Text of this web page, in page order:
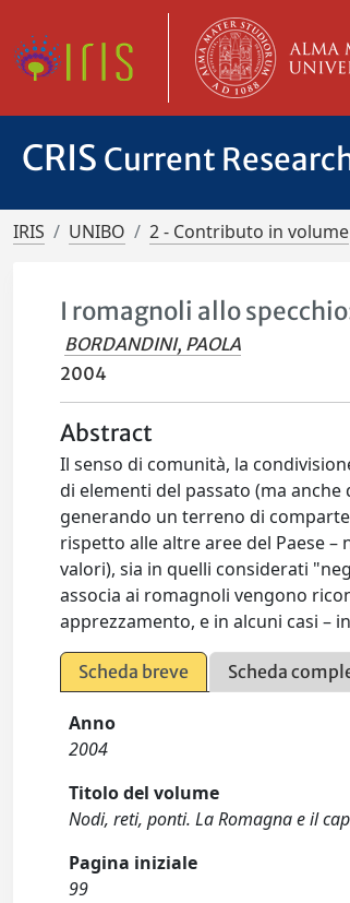
CRIS Current
IRIS UNIBO 2 - Contributo in volume
I romagnoli allo
BORDANDINI, PAOLA
2004
Abstract
Il senso di comunità, la
di elementi del passato (ma
generando un terreno di
rispetto alle altre aree del Paese
valori), sia in quelli considerati
associa ai romagnoli vengono
apprezzamento, e in alcuni casi –
Scheda breve Scheda
Anno
2004
Titolo del volume
Nodi, reti, ponti. La Romagna e il
Pagina iniziale
99